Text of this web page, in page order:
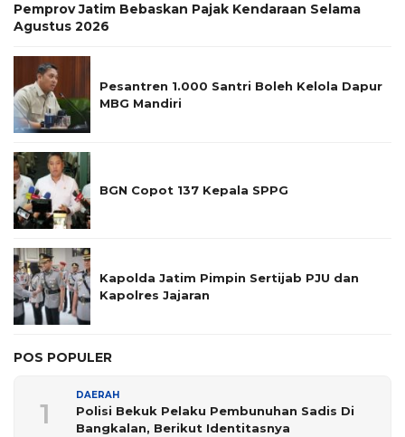
Pemprov Jatim Bebaskan Pajak Kendaraan Selama
Agustus 2026
Pesantren 1.000 Santri Boleh Kelola Dapur
MBG Mandiri
BGN Copot 137 Kepala SPPG
Kapolda Jatim Pimpin Sertijab PJU dan
Kapolres Jajaran
POS POPULER
1
DAERAH
Polisi Bekuk Pelaku Pembunuhan Sadis Di
Bangkalan, Berikut Identitasnya